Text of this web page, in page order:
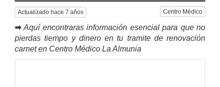
Actualizado hace 7 años Centro Médico
➡ Aquí encontraras información esencial para que no
pierdas tiempo y dinero en tu tramite de renovación
carnet en Centro Médico La Almunia